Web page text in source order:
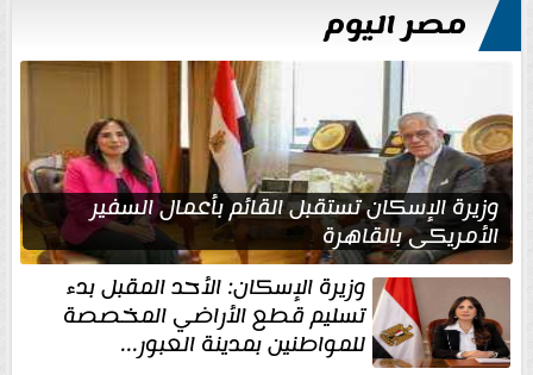
مصر اليوم
وزيرة الإسكان تستقبل القائم بأعمال السفير
الأمريكي بالقاهرة
وزيرة الإسكان: الأحد المقبل بدء
تسليم قطع الأراضي المخصصة
للمواطنين بمدينة العبور...